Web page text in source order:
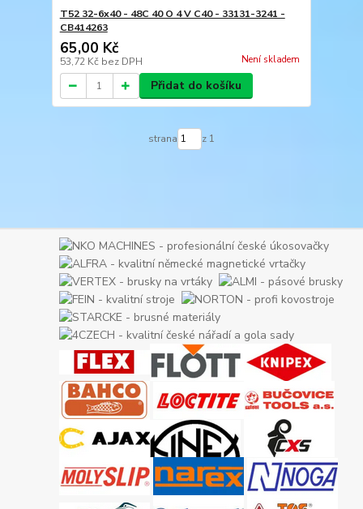
T52 32-6x40 - 48C 40 O 4 V C40 - 33131-3241 -
CB414263
65,00 Kč
53,72 Kč bez DPH Není skladem
Přidat do košíku
strana z 1